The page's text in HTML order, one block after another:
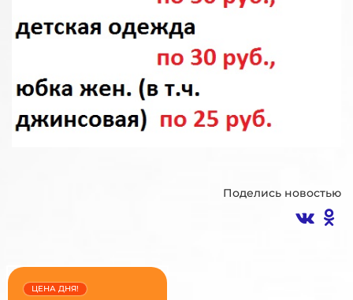
Поделись новостью
ЦЕНА ДНЯ!